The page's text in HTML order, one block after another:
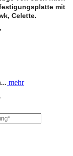
mit
Celette.
mehr